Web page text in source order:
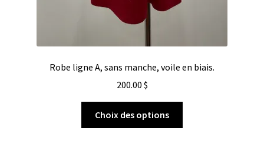
Robe ligne A, sans manche, voile en biais.
200.00 $
Choix des options